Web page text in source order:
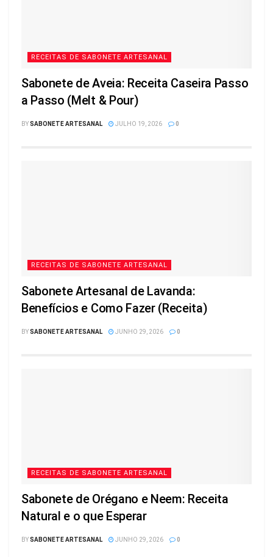
RECEITAS DE SABONETE ARTESANAL
Sabonete de Aveia: Receita Caseira Passo
a Passo (Melt & Pour)
BYSABONETE ARTESANAL JULHO 19, 2026 0
RECEITAS DE SABONETE ARTESANAL
Sabonete Artesanal de Lavanda:
Benefícios e Como Fazer (Receita)
BYSABONETE ARTESANAL JUNHO 29, 2026 0
RECEITAS DE SABONETE ARTESANAL
Sabonete de Orégano e Neem: Receita
Natural e o que Esperar
BYSABONETE ARTESANAL JUNHO 29, 2026 0